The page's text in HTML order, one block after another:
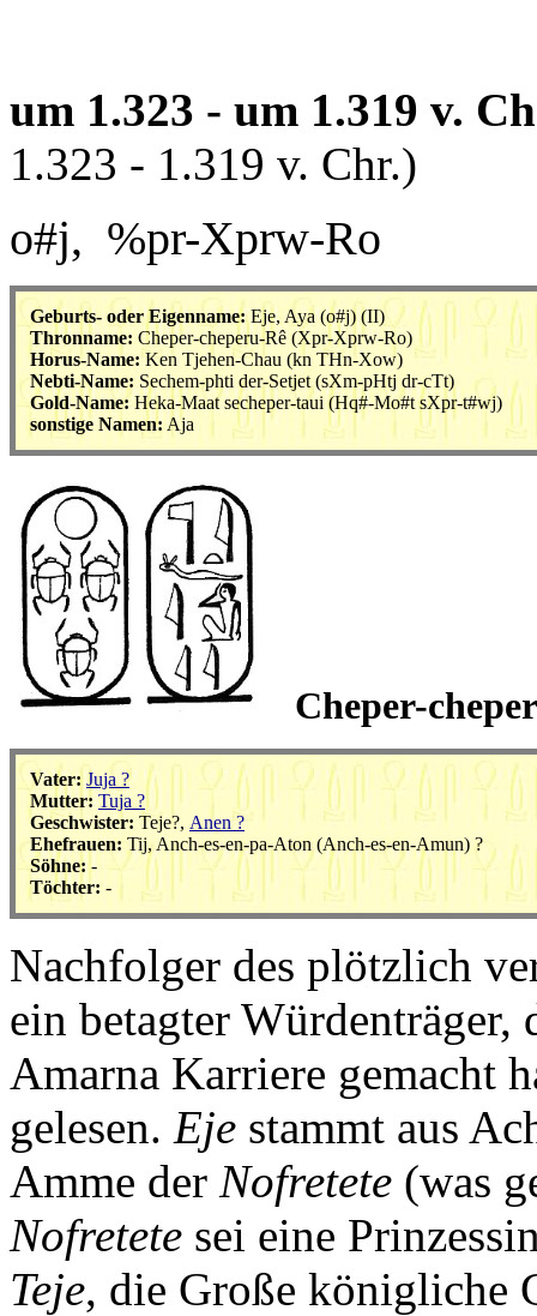
um 1.323 - um 1.319 v.
1.323 - 1.319 v. Chr.)
o#j, %pr-Xprw-Ro
Geburts- oder Eigenname:Eje, Aya (o#j) (II)
Thronname: Cheper-cheperu-Rê (Xpr-Xprw-Ro)
Horus-Name:Ken Tjehen-Chau (kn THn-Xow)
Nebti-Name: Sechem-phti der-Setjet (sXm-pHtj dr-cTt)
Gold-Name:Heka-Maat secheper-taui(Hq#-Mo#t sXpr-t#wj)
sonstige Namen: Aja
Cheper-
Vater: Juja ?
Mutter: Tuja ?
Geschwister: Teje?, Anen ?
Ehefrauen: Tij, Anch-es-en-pa-Aton (Anch-es-en-Amun) ?
Söhne: -
Töchter: -
Nachfolger des plötzlich
ein betagter Würdenträger,
Amarna Karriere gemacht
gelesen. Eje stammt aus
Amme der Nofretete (was
Nofretete sei eine
Teje, die Große königliche